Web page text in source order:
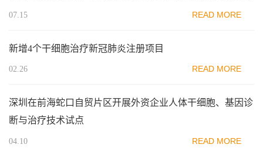
07.15 READ MORE
新增4个干细胞治疗新冠肺炎注册项目
02.26 READ MORE
深圳在前海蛇口自贸片区开展外资企业人体干细胞、基因诊
断与治疗技术试点
04.10 READ MORE